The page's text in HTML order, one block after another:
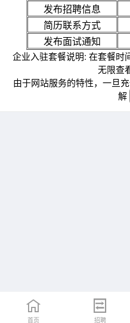
发布招聘信息
简历联系方式
发布面试通知
企业入驻套餐说明: 在套餐时
无限查
由于网站服务的特性，一旦
解
首页 招聘